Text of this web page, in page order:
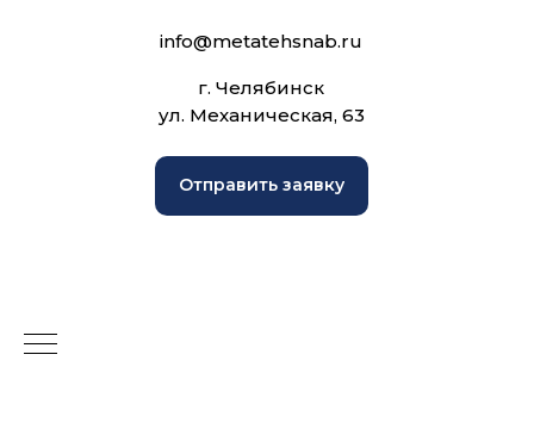
info@metatehsnab.ru
г. Челябинск
ул. Механическая, 63
Отправить заявку